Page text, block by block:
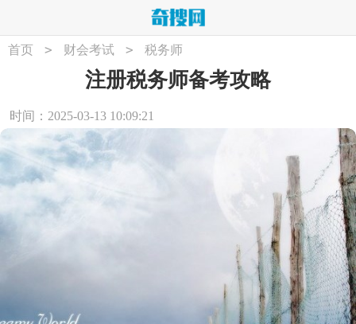
首页 > 财会考试 > 税务师
注册税务师备考攻略
时间：2025-03-13 10:09:21